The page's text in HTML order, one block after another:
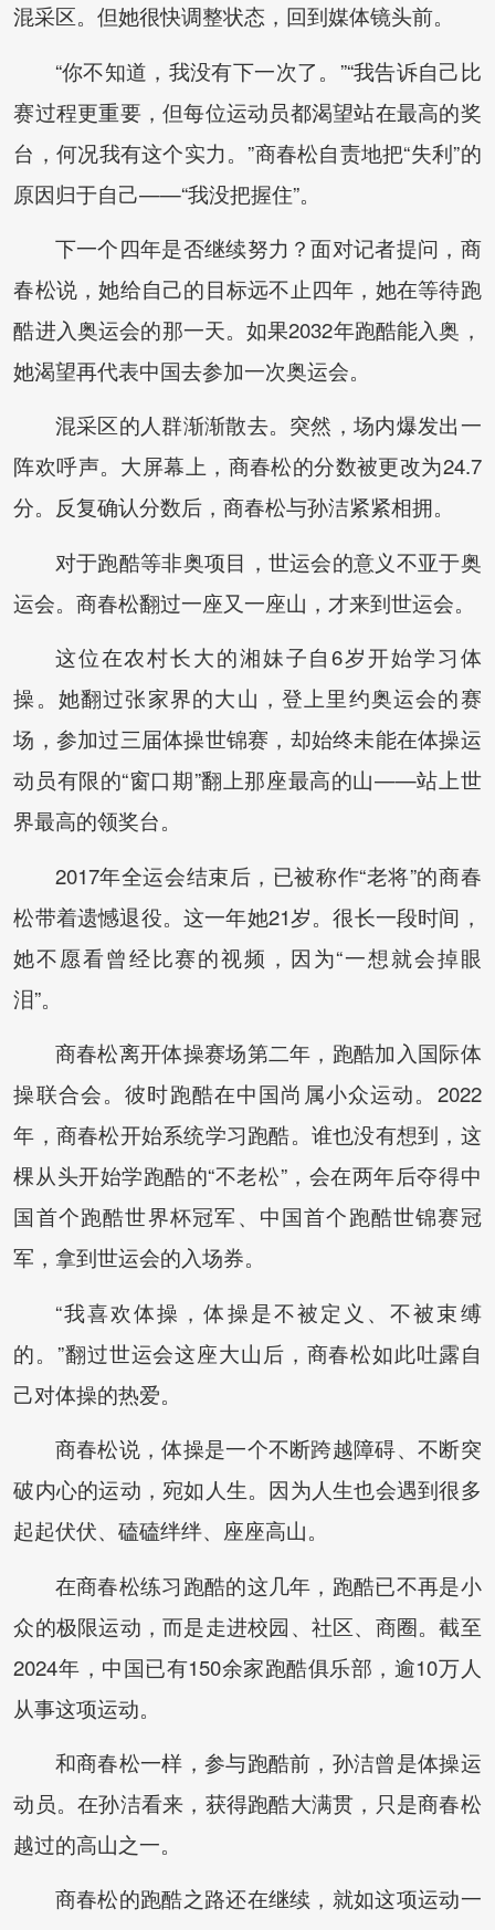
混采区。但她很快调整状态，回到媒体镜头前。
“你不知道，我没有下一次了。”“我告诉自己比
赛过程更重要，但每位运动员都渴望站在最高的奖
台，何况我有这个实力。”商春松自责地把“失利”的
原因归于自己——“我没把握住”。
下一个四年是否继续努力？面对记者提问，商
春松说，她给自己的目标远不止四年，她在等待跑
酷进入奥运会的那一天。如果2032年跑酷能入奥，
她渴望再代表中国去参加一次奥运会。
混采区的人群渐渐散去。突然，场内爆发出一
阵欢呼声。大屏幕上，商春松的分数被更改为24.7
分。反复确认分数后，商春松与孙洁紧紧相拥。
对于跑酷等非奥项目，世运会的意义不亚于奥
运会。商春松翻过一座又一座山，才来到世运会。
这位在农村长大的湘妹子自6岁开始学习体
操。她翻过张家界的大山，登上里约奥运会的赛
场，参加过三届体操世锦赛，却始终未能在体操运
动员有限的“窗口期”翻上那座最高的山——站上世
界最高的领奖台。
2017年全运会结束后，已被称作“老将”的商春
松带着遗憾退役。这一年她21岁。很长一段时间，
她不愿看曾经比赛的视频，因为“一想就会掉眼
泪”。
商春松离开体操赛场第二年，跑酷加入国际体
操联合会。彼时跑酷在中国尚属小众运动。2022
年，商春松开始系统学习跑酷。谁也没有想到，这
棵从头开始学跑酷的“不老松”，会在两年后夺得中
国首个跑酷世界杯冠军、中国首个跑酷世锦赛冠
军，拿到世运会的入场券。
“我喜欢体操，体操是不被定义、不被束缚
的。”翻过世运会这座大山后，商春松如此吐露自
己对体操的热爱。
商春松说，体操是一个不断跨越障碍、不断突
破内心的运动，宛如人生。因为人生也会遇到很多
起起伏伏、磕磕绊绊、座座高山。
在商春松练习跑酷的这几年，跑酷已不再是小
众的极限运动，而是走进校园、社区、商圈。截至
2024年，中国已有150余家跑酷俱乐部，逾10万人
从事这项运动。
和商春松一样，参与跑酷前，孙洁曾是体操运
动员。在孙洁看来，获得跑酷大满贯，只是商春松
越过的高山之一。
商春松的跑酷之路还在继续，就如这项运动一